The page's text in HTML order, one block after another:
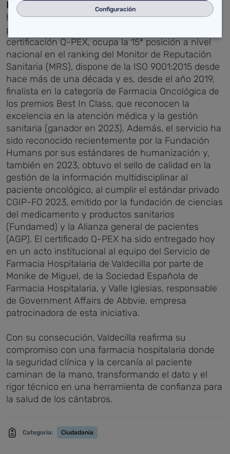
Reconocimiento nacionalEste enfoque asistencial
ha permitido al Servicio de Farmacia consolidar su
prestigio nacional. Además de contar con la
certificación Q-PEX, ocupa la 15ª posición a nivel
nacional en el ranking del Monitor de Reputación
Sanitaria (MRS), dispone de la ISO 9001:2015 desde
hace más de una década y es, desde el año 2019,
finalista en la categoría de Farmacia Oncológica de
los premios Best In Class, que reconocen la
excelencia en la atención médica y la gestión
sanitaria (ganador en 2023). Además, el servicio ha
sido reconocido recientemente por la Fundación
Humans por sus estándares de humanización y,
también en 2023, obtuvo el sello de calidad en la
gestión de la información multidisciplinar al
paciente oncológico, al cumplir el estándar privado
CGIP-FO 2023, emitido por la fundación de ciencias
del medicamento y productos sanitarios
(Fundamed) y la Alianza general de pacientes
(AGP). El certificado Q-PEX ha sido entregado hoy
en un acto institucional al equipo del Servicio de
Farmacia Hospitalaria de Valdecilla por parte de
Monike de Miguel, de la Sociedad Española de
Farmacia Hospitalaria, y Valle Iglesias, responsable
de Government Affairs de Abbvie, empresa
patrocinadora de esta iniciativa.
Con su consecución, Valdecilla reafirma su
compromiso con una farmacia hospitalaria donde
la seguridad clínica y la cercanía al paciente
caminan de la mano, transformando el dato y el
rigor técnico en una herramienta de confianza para
la salud de los cántabros.
Categoría: Ciudadanía
Configuración